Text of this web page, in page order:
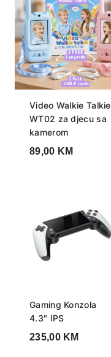
Video Walkie Talkie
WT02 za djecu sa
kamerom
89,00 KM
Gaming Konzola
4.3″ IPS
235,00 KM